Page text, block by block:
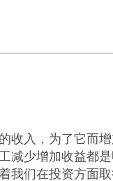
收入，为了它而
减少增加收益都
我们在投资方面